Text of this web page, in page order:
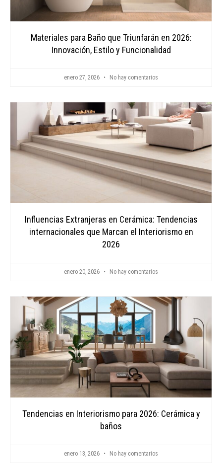
Materiales para Baño que Triunfarán en 2026:
Innovación, Estilo y Funcionalidad
enero 27, 2026 No hay comentarios
Influencias Extranjeras en Cerámica: Tendencias
internacionales que Marcan el Interiorismo en
2026
enero 20, 2026 No hay comentarios
Tendencias en Interiorismo para 2026: Cerámica y
baños
enero 13, 2026 No hay comentarios